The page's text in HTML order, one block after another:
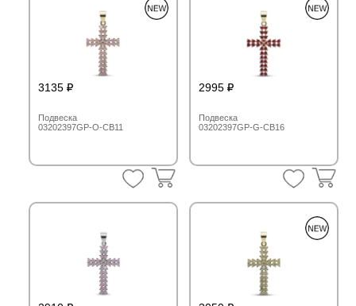
2995
Подвеска
03202397GP-G-CB16
3135
Подвеска
03202397GP-O-CB11